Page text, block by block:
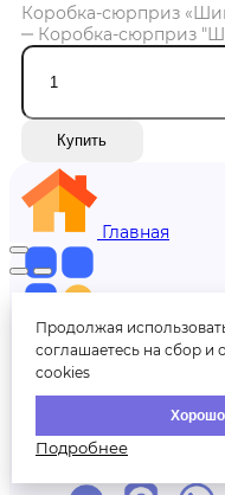
Коробка-сюрприз
Коробка-сюрприз
Купить
Главная
Меню
+7 (812) 606-
Продолжая
соглашаетесь на сбор и
cookies
Хорошо
Подробнее